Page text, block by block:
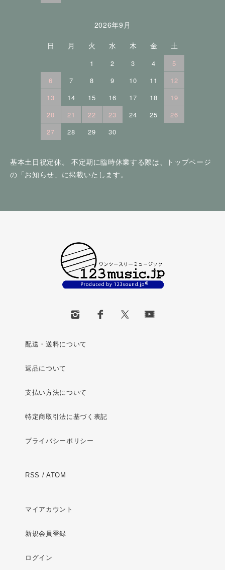
2026年9月
日 月 火 水 木 金 土
1 2 3 4
5
6
7 8 9 10 11
12
13
14 15 16 17 18
19
20
21 22 23 24 25
26
27
28 29 30
基本土日祝定休。 不定期に臨時休業する際は、トップページ
の「お知らせ」に掲載いたします。
配送・送料について
返品について
支払い方法について
特定商取引法に基づく表記
プライバシーポリシー
RSS / ATOM
マイアカウント
新規会員登録
ログイン